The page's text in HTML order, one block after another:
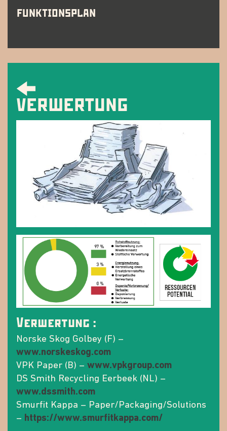
FUNKTIONSPLAN
VERWERTUNG
Verwertung :
Norske Skog Golbey (F) –
www.norskeskog.com
VPK Paper (B) –www.vpkgroup.com
DS Smith Recycling Eerbeek (NL) –
www.dssmith.com
Smurfit Kappa – Paper/Packaging/Solutions
– https://www.smurfitkappa.com/